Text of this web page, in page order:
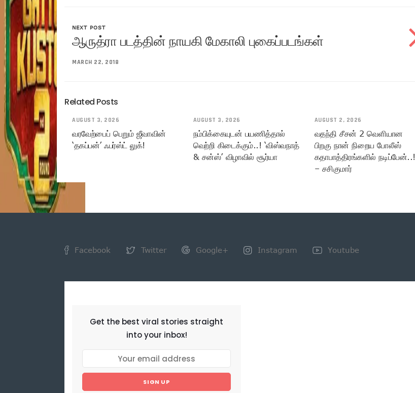
NEXT POST
ஆருத்ரா படத்தின் நாயகி மேகாலி புகைப்படங்கள்
MARCH 22, 2018
Related Posts
AUGUST 3, 2026
வரவேற்பைப் பெறும் ஜீவாவின்
‘தகப்பன்’ ஃபர்ஸ்ட் லுக்!
AUGUST 3, 2026
நம்பிக்கையுடன் பயணித்தால்
வெற்றி கிடைக்கும்..! ‘விஸ்வநாத்
& சன்ஸ்’ விழாவில் சூர்யா
AUGUST 2, 2026
வதந்தி சீசன் 2 வெளியான
பிறகு நான் நிறைய போலீஸ்
கதாபாத்திரங்களில் நடிப்பேன்..!
– சசிகுமார்
Facebook Twitter Google+ Instagram Youtube
Get the best viral stories straight
into your inbox!
SIGN UP